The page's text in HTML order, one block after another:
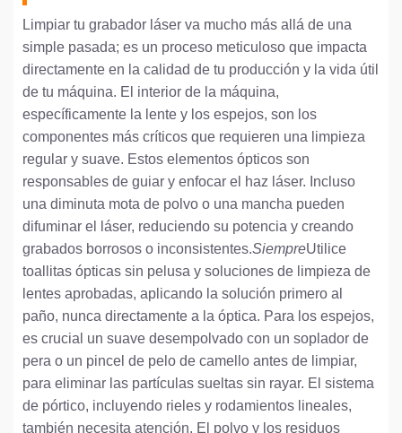
Limpiar tu grabador láser va mucho más allá de una
simple pasada; es un proceso meticuloso que impacta
directamente en la calidad de tu producción y la vida útil
de tu máquina. El interior de la máquina,
específicamente la lente y los espejos, son los
componentes más críticos que requieren una limpieza
regular y suave. Estos elementos ópticos son
responsables de guiar y enfocar el haz láser. Incluso
una diminuta mota de polvo o una mancha pueden
difuminar el láser, reduciendo su potencia y creando
grabados borrosos o inconsistentes.SiempreUtilice
toallitas ópticas sin pelusa y soluciones de limpieza de
lentes aprobadas, aplicando la solución primero al
paño, nunca directamente a la óptica. Para los espejos,
es crucial un suave desempolvado con un soplador de
pera o un pincel de pelo de camello antes de limpiar,
para eliminar las partículas sueltas sin rayar. El sistema
de pórtico, incluyendo rieles y rodamientos lineales,
también necesita atención. El polvo y los residuos